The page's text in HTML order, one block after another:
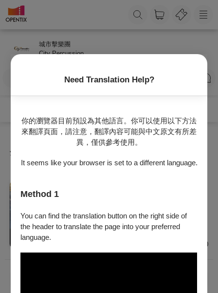
Need Translation Help?
你的瀏覽器目前預設為其他語言。你可以使用以下方法
來翻譯頁面，請注意，翻譯內容可能與中文原文有所差
異，僅供參考使用。
It seems like your browser is set to a different language.
Method 1
You can find the translation button on the right side of
the header to translate the page into your preferred
language.
城市擊樂團
City Percussion
訂閱
全部節目
$300